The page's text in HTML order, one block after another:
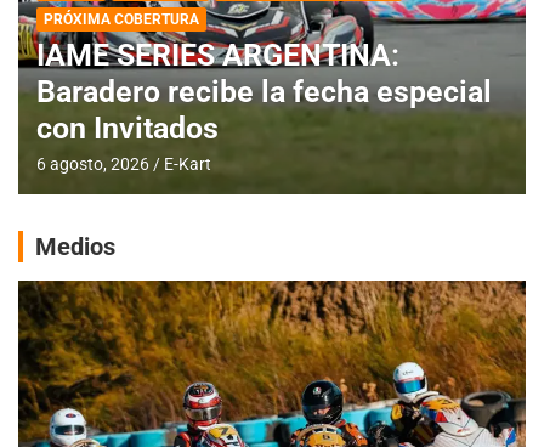
PRÓXIMA COBERTURA
IAME SERIES ARGENTINA:
Baradero recibe la fecha especial
con Invitados
6 agosto, 2026 E-Kart
Medios